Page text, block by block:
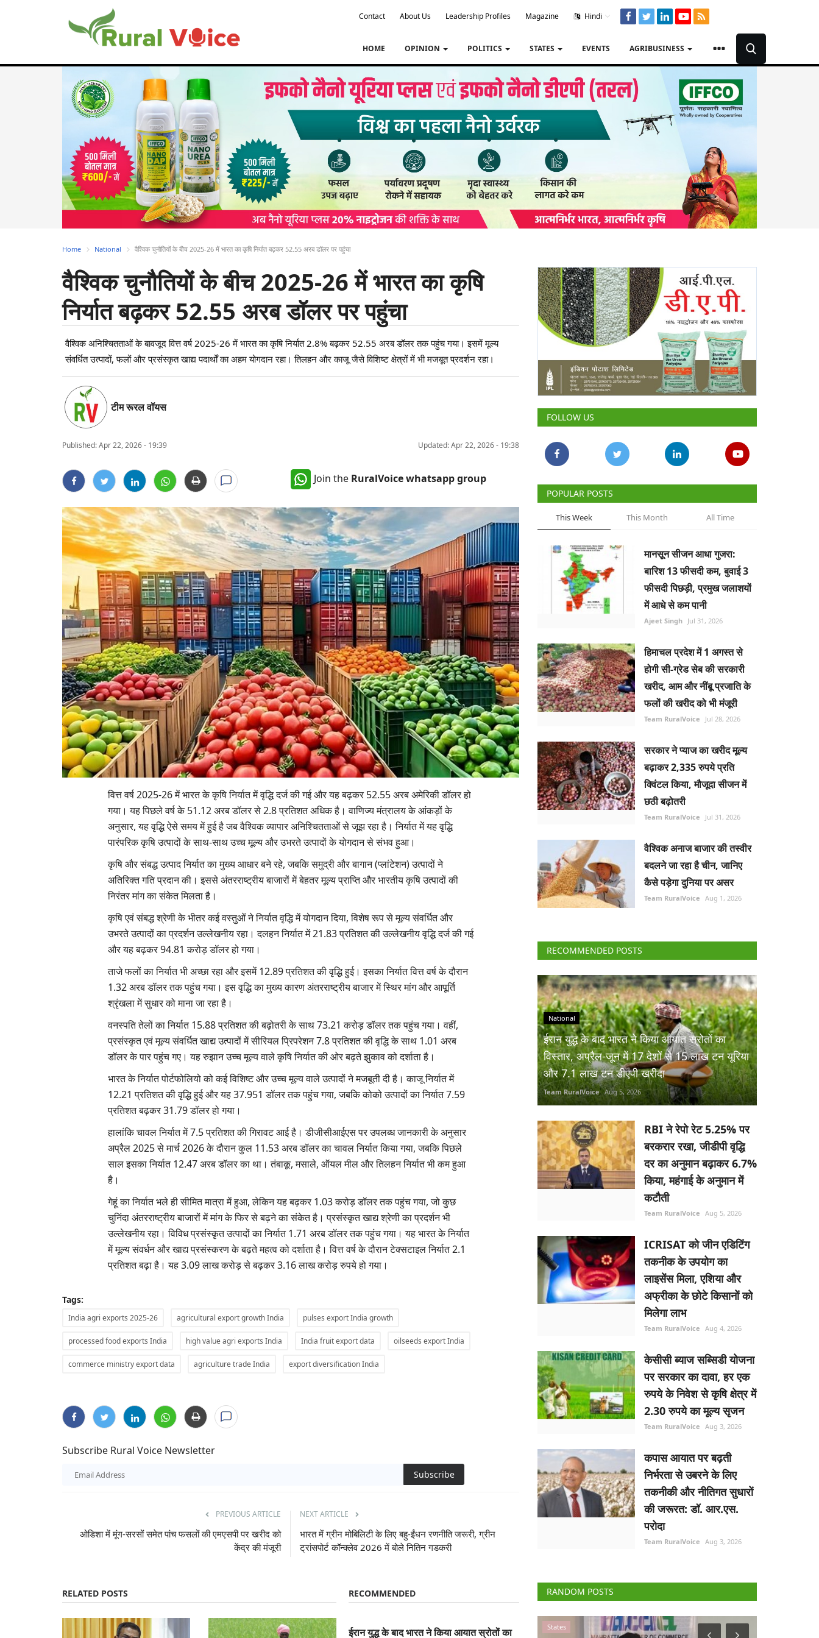
Contact About Us Leadership Profiles Magazine Hindi
HOME OPINION POLITICS STATES EVENTS AGRIBUSINESS
Home National वैश्विक चुनौतियों के बीच 2025-26 में भारत का कृषि निर्यात बढ़कर 52.55 अरब डॉलर पर पहुंचा
वैश्विक चुनौतियों के बीच 2025-26 में भारत का कृषि
निर्यात बढ़कर 52.55 अरब डॉलर पर पहुंचा
वैश्विक अनिश्चितताओं के बावजूद वित्त वर्ष 2025-26 में भारत का कृषि निर्यात 2.8% बढ़कर 52.55 अरब डॉलर तक पहुंच गया। इसमें मूल्य
संवर्धित उत्पादों, फलों और प्रसंस्कृत खाद्य पदार्थों का अहम योगदान रहा। तिलहन और काजू जैसे विशिष्ट क्षेत्रों में भी मजबूत प्रदर्शन रहा।
टीम रूरल वॉयस
Published:Apr 22, 2026 - 19:39 Updated: Apr 22, 2026 - 19:38
Join the RuralVoice whatsapp group
वित्त वर्ष 2025-26 में भारत के कृषि निर्यात में वृद्धि दर्ज की गई और यह बढ़कर 52.55 अरब अमेरिकी डॉलर हो
गया। यह पिछले वर्ष के 51.12 अरब डॉलर से 2.8 प्रतिशत अधिक है। वाणिज्य मंत्रालय के आंकड़ों के
अनुसार, यह वृद्धि ऐसे समय में हुई है जब वैश्विक व्यापार अनिश्चितताओं से जूझ रहा है। निर्यात में यह वृद्धि
पारंपरिक कृषि उत्पादों के साथ-साथ उच्च मूल्य और उभरते उत्पादों के योगदान से संभव हुआ।
कृषि और संबद्ध उत्पाद निर्यात का मुख्य आधार बने रहे, जबकि समुद्री और बागान (प्लांटेशन) उत्पादों ने
अतिरिक्त गति प्रदान की। इससे अंतरराष्ट्रीय बाजारों में बेहतर मूल्य प्राप्ति और भारतीय कृषि उत्पादों की
निरंतर मांग का संकेत मिलता है।
कृषि एवं संबद्ध श्रेणी के भीतर कई वस्तुओं ने निर्यात वृद्धि में योगदान दिया, विशेष रूप से मूल्य संवर्धित और
उभरते उत्पादों का प्रदर्शन उल्लेखनीय रहा। दलहन निर्यात में 21.83 प्रतिशत की उल्लेखनीय वृद्धि दर्ज की गई
और यह बढ़कर 94.81 करोड़ डॉलर हो गया।
ताजे फलों का निर्यात भी अच्छा रहा और इसमें 12.89 प्रतिशत की वृद्धि हुई। इसका निर्यात वित्त वर्ष के दौरान
1.32 अरब डॉलर तक पहुंच गया। इस वृद्धि का मुख्य कारण अंतरराष्ट्रीय बाजार में स्थिर मांग और आपूर्ति
श्रृंखला में सुधार को माना जा रहा है।
वनस्पति तेलों का निर्यात 15.88 प्रतिशत की बढ़ोतरी के साथ 73.21 करोड़ डॉलर तक पहुंच गया। वहीं,
प्रसंस्कृत एवं मूल्य संवर्धित खाद्य उत्पादों में सीरियल प्रिपरेशन 7.8 प्रतिशत की वृद्धि के साथ 1.01 अरब
डॉलर के पार पहुंच गए। यह रुझान उच्च मूल्य वाले कृषि निर्यात की ओर बढ़ते झुकाव को दर्शाता है।
भारत के निर्यात पोर्टफोलियो को कई विशिष्ट और उच्च मूल्य वाले उत्पादों ने मजबूती दी है। काजू निर्यात में
12.21 प्रतिशत की वृद्धि हुई और यह 37.951 डॉलर तक पहुंच गया, जबकि कोको उत्पादों का निर्यात 7.59
प्रतिशत बढ़कर 31.79 डॉलर हो गया।
हालांकि चावल निर्यात में 7.5 प्रतिशत की गिरावट आई है। डीजीसीआईएस पर उपलब्ध जानकारी के अनुसार
अप्रैल 2025 से मार्च 2026 के दौरान कुल 11.53 अरब डॉलर का चावल निर्यात किया गया, जबकि पिछले
साल इसका निर्यात 12.47 अरब डॉलर का था। तंबाकू, मसाले, ऑयल मील और तिलहन निर्यात भी कम हुआ
है।
गेहूं का निर्यात भले ही सीमित मात्रा में हुआ, लेकिन यह बढ़कर 1.03 करोड़ डॉलर तक पहुंच गया, जो कुछ
चुनिंदा अंतरराष्ट्रीय बाजारों में मांग के फिर से बढ़ने का संकेत है। प्रसंस्कृत खाद्य श्रेणी का प्रदर्शन भी
उल्लेखनीय रहा। विविध प्रसंस्कृत उत्पादों का निर्यात 1.71 अरब डॉलर तक पहुंच गया। यह भारत के निर्यात
में मूल्य संवर्धन और खाद्य प्रसंस्करण के बढ़ते महत्व को दर्शाता है। वित्त वर्ष के दौरान टेक्सटाइल निर्यात 2.1
प्रतिशत बढ़ा है। यह 3.09 लाख करोड़ से बढ़कर 3.16 लाख करोड़ रुपये हो गया।
Tags:
India agri exports 2025-26 agricultural export growth India pulses export India growth
processed food exports India high value agri exports India India fruit export data oilseeds export India
commerce ministry export data agriculture trade India export diversification India
Subscribe Rural Voice Newsletter
Subscribe
PREVIOUS ARTICLE
ओडिशा में मूंग-सरसों समेत पांच फसलों की एमएसपी पर खरीद को
केंद्र की मंजूरी
NEXT ARTICLE
भारत में ग्रीन मोबिलिटी के लिए बहु-ईंधन रणनीति जरूरी, ग्रीन
ट्रांसपोर्ट कॉन्क्लेव 2026 में बोले नितिन गडकरी
RELATED POSTS RECOMMENDED
ईरान युद्ध के बाद भारत ने किया आयात स्रोतों का
FOLLOW US
POPULAR POSTS
This Week This Month All Time
मानसून सीजन आधा गुजरा:
बारिश 13 फीसदी कम, बुवाई 3
फीसदी पिछड़ी, प्रमुख जलाशयों
में आधे से कम पानी
Ajeet Singh Jul 31, 2026
हिमाचल प्रदेश में 1 अगस्त से
होगी सी-ग्रेड सेब की सरकारी
खरीद, आम और नींबू प्रजाति के
फलों की खरीद को भी मंजूरी
Team RuralVoice Jul 28, 2026
सरकार ने प्याज का खरीद मूल्य
बढ़ाकर 2,335 रुपये प्रति
क्विंटल किया, मौजूदा सीजन में
छठी बढ़ोतरी
Team RuralVoice Jul 31, 2026
वैश्विक अनाज बाजार की तस्वीर
बदलने जा रहा है चीन, जानिए
कैसे पड़ेगा दुनिया पर असर
Team RuralVoice Aug 1, 2026
RECOMMENDED POSTS
National
ईरान युद्ध के बाद भारत ने किया आयात स्रोतों का
विस्तार, अप्रैल-जून में 17 देशों से 15 लाख टन यूरिया
और 7.1 लाख टन डीएपी खरीदा
Team RuralVoice Aug 5, 2026
RBI ने रेपो रेट 5.25% पर
बरकरार रखा, जीडीपी वृद्धि
दर का अनुमान बढ़ाकर 6.7%
किया, महंगाई के अनुमान में
कटौती
Team RuralVoice Aug 5, 2026
ICRISAT को जीन एडिटिंग
तकनीक के उपयोग का
लाइसेंस मिला, एशिया और
अफ्रीका के छोटे किसानों को
मिलेगा लाभ
Team RuralVoice Aug 4, 2026
केसीसी ब्याज सब्सिडी योजना
पर सरकार का दावा, हर एक
रुपये के निवेश से कृषि क्षेत्र में
2.30 रुपये का मूल्य सृजन
Team RuralVoice Aug 3, 2026
कपास आयात पर बढ़ती
निर्भरता से उबरने के लिए
तकनीकी और नीतिगत सुधारों
की जरूरत: डॉ. आर.एस.
परोदा
Team RuralVoice Aug 3, 2026
RANDOM POSTS
Politics States Gallery